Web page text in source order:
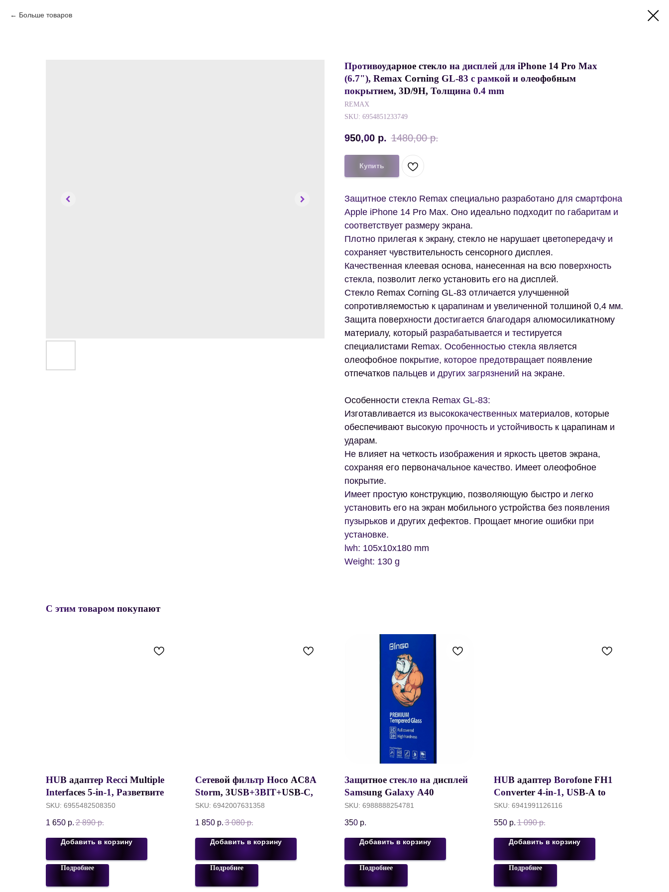
Больше товаров
Противоударное стекло на дисплей для iPhone 14 Pro Max
(6.7"), Remax Corning GL-83 с рамкой и олеофобным
покрытием, 3D/9H, Толщина 0.4 mm
REMAX
SKU: 6954851233749
950,00 р. 1480,00 р.
Купить
Защитное стекло Remax специально разработано для смартфона
Apple iPhone 14 Pro Max. Оно идеально подходит по габаритам и
соответствует размеру экрана.
Плотно прилегая к экрану, стекло не нарушает цветопередачу и
сохраняет чувствительность сенсорного дисплея.
Качественная клеевая основа, нанесенная на всю поверхность
стекла, позволит легко установить его на дисплей.
Стекло Remax Corning GL-83 отличается улучшенной
сопротивляемостью к царапинам и увеличенной толшиной 0,4 мм.
Защита поверхности достигается благодаря алюмосиликатному
материалу, который разрабатывается и тестируется
специалистами Remax. Особенностью стекла является
олеофобное покрытие, которое предотвращает появление
отпечатков пальцев и других загрязнений на экране.
Особенности стекла Remax GL-83:
Изготавливается из высококачественных материалов, которые
обеспечивают высокую прочность и устойчивость к царапинам и
ударам.
Не влияет на четкость изображения и яркость цветов экрана,
сохраняя его первоначальное качество. Имеет олеофобное
покрытие.
Имеет простую конструкцию, позволяющую быстро и легко
установить его на экран мобильного устройства без появления
пузырьков и других дефектов. Прощает многие ошибки при
установке.
lwh: 105x10x180 mm
Weight: 130 g
С этим товаром покупают
HUB адаптер Recci Multiple
Interfaces 5-in-1, Разветвитель
Type-C to USB3.0*4 +
microUSB 12W, Серый, RH06
SKU: 6955482508350
1 650 р. 2 890 р.
Добавить в корзину
Подробнее
Сетевой фильтр Hoco AC8A
Storm, 3USB+3BIT+USB-C,
2500W, DC 30W с Кабелем 3
метра, Черный
SKU: 6942007631358
1 850 р. 3 080 р.
Добавить в корзину
Подробнее
Защитное стекло на дисплей
Samsung Galaxy A40
(A01/M01)Bingo 9D/9H, 0.3
mm, С рамкой
SKU: 6988888254781
350 р.
Добавить в корзину
Подробнее
HUB адаптер Borofone FH1
Converter 4-in-1, USB-A to
USB2.0*3 + USB3.0,
Аллюминий, Серый
SKU: 6941991126116
550 р. 1 090 р.
Добавить в корзину
Подробнее